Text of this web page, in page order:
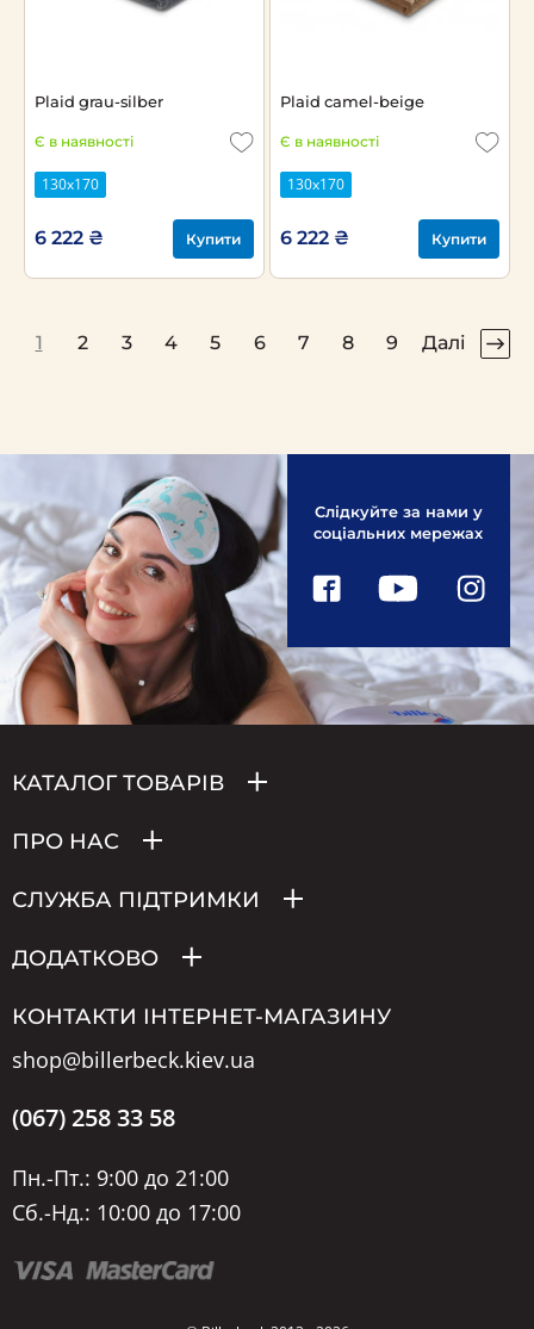
Plaid grau-silber
Є в наявності
130x170
6 222 ₴ Купити
Plaid camel-beige
Є в наявності
130x170
6 222 ₴ Купити
1 2 3 4 5 6 7 8 9 Далі
Слідкуйте за нами у
соціальних мережах
КАТАЛОГ ТОВАРІВ
ПРО НАС
СЛУЖБА ПІДТРИМКИ
ДОДАТКОВО
КОНТАКТИ ІНТЕРНЕТ-МАГАЗИНУ
shop@billerbeck.kiev.ua
(067) 258 33 58
Пн.-Пт.: 9:00 до 21:00
Сб.-Нд.: 10:00 до 17:00